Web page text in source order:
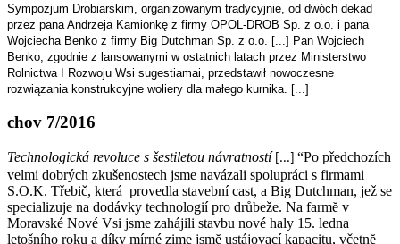
Sympozjum Drobiarskim, organizowanym tradycyjnie, od dwóch dekad
przez pana Andrzeja Kamionkę z firmy OPOL-DROB Sp. z o.o. i pana
Wojciecha Benko z firmy Big Dutchman Sp. z o.o. [...] Pan Wojciech
Benko, zgodnie z lansowanymi w ostatnich latach przez Ministerstwo
Rolnictwa I Rozwoju Wsi sugestiamai, przedstawił nowoczesne
rozwiązania konstrukcyjne woliery dla małego kurnika. [...]
chov 7/2016
Technologická revoluce s šestiletou návratností [...] “Po předchozích
velmi dobrých zkušenostech jsme navázali spolupráci s firmami
S.O.K. Třebič, která provedla stavební cast, a Big Dutchman, jež se
specializuje na dodávky technologií pro drůbeže. Na farmĕ v
Moravské Nové Vsi jsme zahájili stavbu nové haly 15. ledna
letošního roku a díky mírné zime jsmĕ ustájovací kapacitu, včetnĕ